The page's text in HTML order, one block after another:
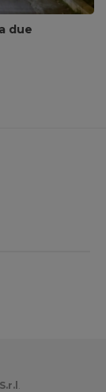
due
.